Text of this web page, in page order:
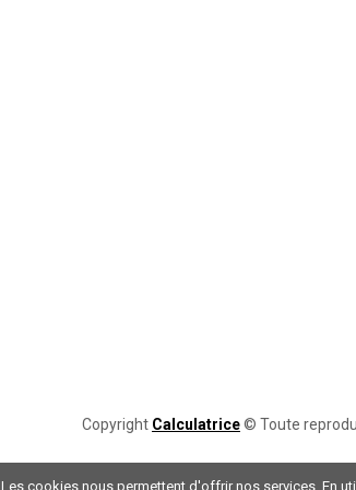
Copyright Calculatrice© Toute
Les cookies nous permettent d'offrir nos services. En